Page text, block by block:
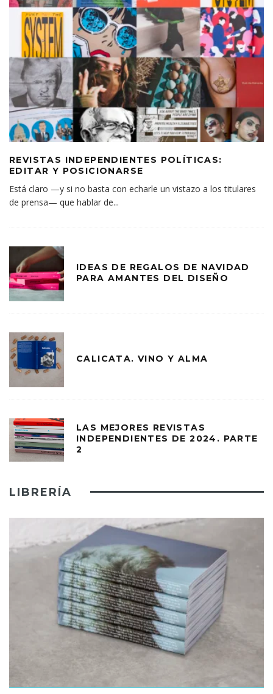
REVISTAS INDEPENDIENTES POLÍTICAS:
EDITAR Y POSICIONARSE
Está claro —y si no basta con echarle un vistazo a los titulares
de prensa— que hablar de...
IDEAS DE REGALOS DE NAVIDAD
PARA AMANTES DEL DISEÑO
CALICATA. VINO Y ALMA
LAS MEJORES REVISTAS
INDEPENDIENTES DE 2024. PARTE
2
LIBRERÍA